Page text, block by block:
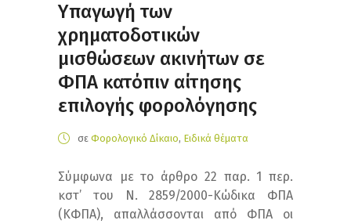
Υπαγωγή των
χρηματοδοτικών
μισθώσεων ακινήτων σε
ΦΠΑ κατόπιν αίτησης
επιλογής φορολόγησης
σε Φορολογικό Δίκαιο, Ειδικά θέματα
Σύμφωνα με το άρθρο 22 παρ. 1 περ.
κστ’ του Ν. 2859/2000-Κώδικα ΦΠΑ
(ΚΦΠΑ), απαλλάσσονται από ΦΠΑ οι